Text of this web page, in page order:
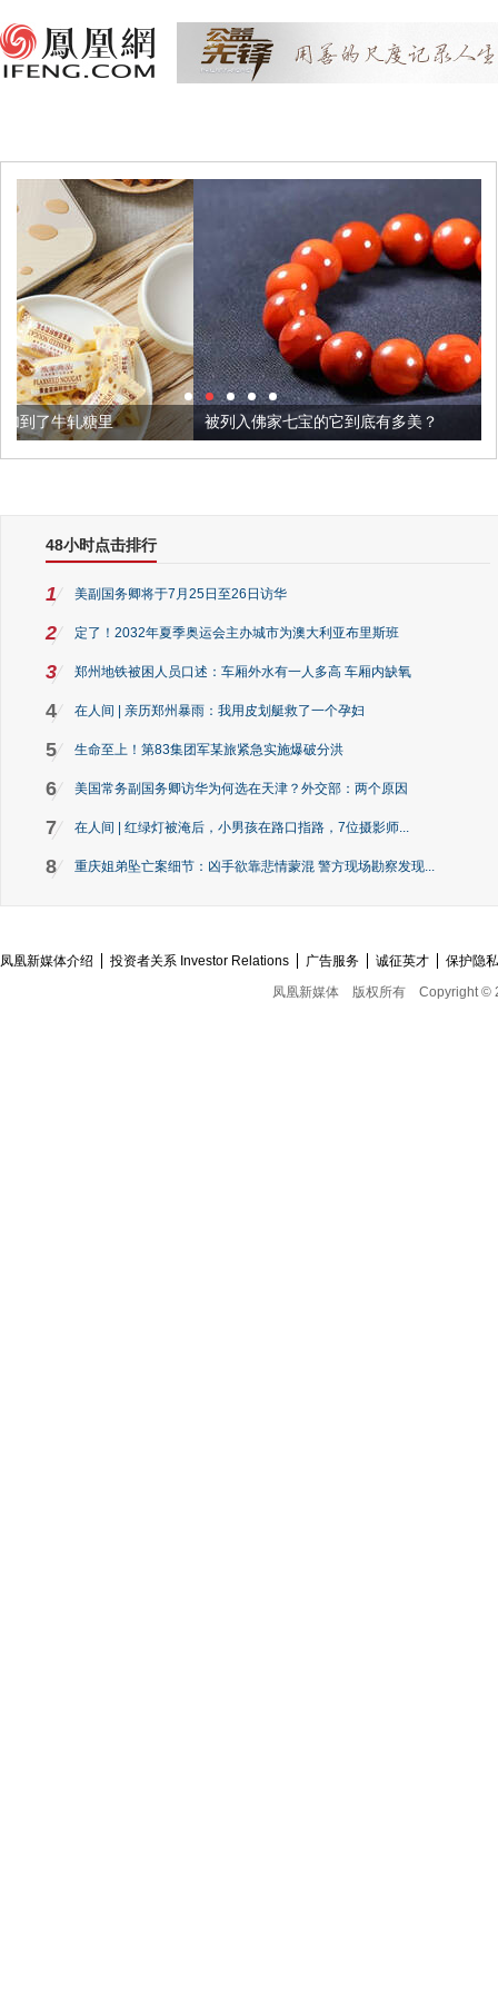
被列入佛家七宝的它到底有多美？
48小时点击排行
1 美副国务卿将于7月25日至26日访华
2 定了！2032年夏季奥运会主办城市为澳大利亚布里斯班
3 郑州地铁被困人员口述：车厢外水有一人多高 车厢内缺氧
4 在人间 | 亲历郑州暴雨：我用皮划艇救了一个孕妇
5 生命至上！第83集团军某旅紧急实施爆破分洪
6 美国常务副国务卿访华为何选在天津？外交部：两个原因
7 在人间 | 红绿灯被淹后，小男孩在路口指路，7位摄影师...
8 重庆姐弟坠亡案细节：凶手欲靠悲情蒙混 警方现场勘察发现...
凤凰新媒体介绍 投资者关系 Investor Relations 广告服务 诚征英才
保护隐
凤凰新媒体
版权所有 Copyright ©